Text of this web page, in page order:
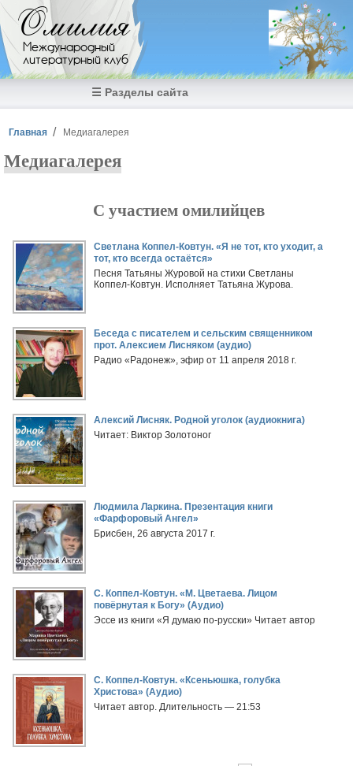
Перейти к основному содержанию
Омилия
Международный
литературный клуб
☰ Разделы сайта
Вы здесь
Главная Медиагалерея
Медиагалерея
С участием омилийцев
Светлана Коппел-Ковтун. «Я не тот, кто уходит, а
тот, кто всегда остаётся»
Песня Татьяны Журовой на стихи Светланы
Коппел-Ковтун. Исполняет Татьяна Журова.
Беседа с писателем и сельским священником
прот. Алексием Лисняком (аудио)
Радио «Радонеж», эфир от 11 апреля 2018 г.
Алексий Лисняк. Родной уголок (аудиокнига)
Читает: Виктор Золотоног
Людмила Ларкина. Презентация книги
«Фарфоровый Ангел»
Брисбен, 26 августа 2017 г.
С. Коппел-Ковтун. «М. Цветаева. Лицом
повёрнутая к Богу» (Аудио)
Эссе из книги «Я думаю по-русски» Читает автор
С. Коппел-Ковтун. «Ксеньюшка, голубка
Христова» (Аудио)
Читает автор. Длительность — 21:53
Страницы